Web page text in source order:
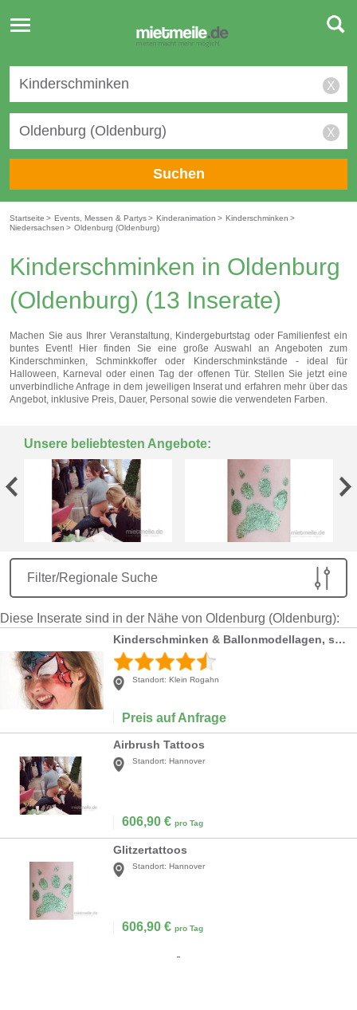
Toggle
navigation
X
X
Suchen
Startseite > Events, Messen & Partys> Kinderanimation > Kinderschminken >
Niedersachsen > Oldenburg (Oldenburg)
Kinderschminken in Oldenburg
(Oldenburg) (13 Inserate)
Machen Sie aus Ihrer Veranstaltung, Kindergeburtstag oder Familienfest ein
buntes Event! Hier finden Sie eine große Auswahl an Angeboten zum
Kinderschminken, Schminkkoffer oder Kinderschminkstände - ideal für
Halloween, Karneval oder einen Tag der offenen Tür. Stellen Sie jetzt eine
unverbindliche Anfrage in dem jeweiligen Inserat und erfahren mehr über das
Angebot, inklusive Preis, Dauer, Personal sowie die verwendeten Farben.
Unsere beliebtesten Angebote:
Filter/Regionale Suche
Diese Inserate sind in der Nähe von Oldenburg (Oldenburg):
Kinderschminken & Ballonmodellagen, sowie Tattoos
Standort: Klein Rogahn
Preis auf Anfrage
Airbrush Tattoos
Standort: Hannover
606,90 € pro Tag
Glitzertattoos
Standort: Hannover
606,90 € pro Tag